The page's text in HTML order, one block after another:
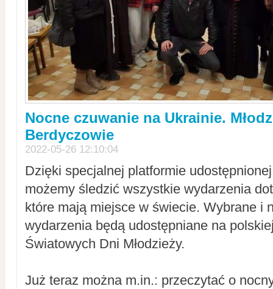
Nocne czuwanie na Ukrainie.
Berdyczowie
2022-05-26 12:10:04
Dzięki specjalnej platformie
możemy śledzić wszystkie wydarzenia
które mają miejsce w świecie. Wybrane i
wydarzenia będą udostępniane na
Światowych Dni Młodzieży.
Już teraz można m.in.: przeczytać o